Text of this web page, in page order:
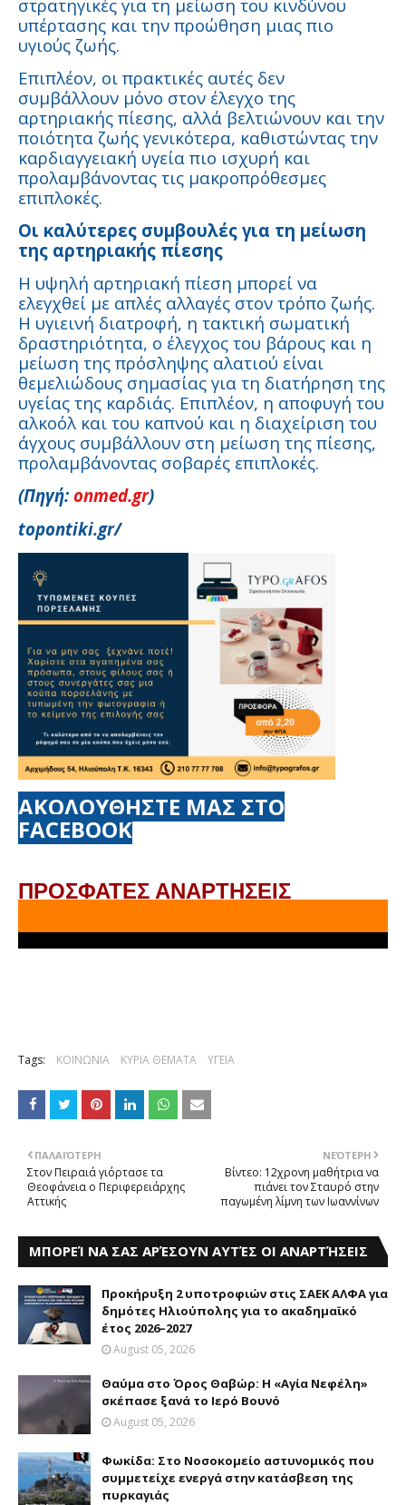
στρατηγικές για τη μείωση του κινδύνου
υπέρτασης και την προώθηση μιας πιο
υγιούς ζωής.
Επιπλέον, οι πρακτικές αυτές δεν
συμβάλλουν μόνο στον έλεγχο της
αρτηριακής πίεσης, αλλά βελτιώνουν και την
ποιότητα ζωής γενικότερα, καθιστώντας την
καρδιαγγειακή υγεία πιο ισχυρή και
προλαμβάνοντας τις μακροπρόθεσμες
επιπλοκές.
Οι καλύτερες συμβουλές για τη μείωση
της αρτηριακής πίεσης
Η υψηλή αρτηριακή πίεση μπορεί να
ελεγχθεί με απλές αλλαγές στον τρόπο ζωής.
Η υγιεινή διατροφή, η τακτική σωματική
δραστηριότητα, ο έλεγχος του βάρους και η
μείωση της πρόσληψης αλατιού είναι
θεμελιώδους σημασίας για τη διατήρηση της
υγείας της καρδιάς. Επιπλέον, η αποφυγή του
αλκοόλ και του καπνού και η διαχείριση του
άγχους συμβάλλουν στη μείωση της πίεσης,
προλαμβάνοντας σοβαρές επιπλοκές.
(Πηγή: onmed.gr)
topontiki.gr/
ΑΚΟΛΟΥΘΗΣΤΕ ΜΑΣ ΣΤΟ
FACEBOOK
ΠΡΟΣΦΑΤΕΣ ΑΝΑΡΤΗΣΕΙΣ
Tags: ΚΟΙΝΩΝΙΑ ΚΥΡΙΑ ΘΕΜΑΤΑ ΥΓΕΙΑ
ΝΕΌΤΕΡΗ
Βίντεο: 12χρονη μαθήτρια να
πιάνει τον Σταυρό στην
παγωμένη λίμνη των Ιωαννίνων
ΠΑΛΑΙΌΤΕΡΗ
Στον Πειραιά γιόρτασε τα
Θεοφάνεια ο Περιφερειάρχης
Αττικής
ΜΠΟΡΕΊ ΝΑ ΣΑΣ ΑΡΈΣΟΥΝ ΑΥΤΈΣ ΟΙ ΑΝΑΡΤΉΣΕΙΣ
Προκήρυξη 2 υποτροφιών στις ΣΑΕΚ ΑΛΦΑ για
δημότες Ηλιούπολης για το ακαδημαϊκό
έτος 2026–2027
August 05, 2026
Θαύμα στο Όρος Θαβώρ: H «Aγία Nεφέλη»
σκέπασε ξανά το Iερό Bουνό
August 05, 2026
Φωκίδα: Στο Νοσοκομείο αστυνομικός που
συμμετείχε ενεργά στην κατάσβεση της
πυρκαγιάς